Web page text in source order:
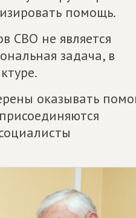
помощь.
СВО не является
задача, в
оказывать